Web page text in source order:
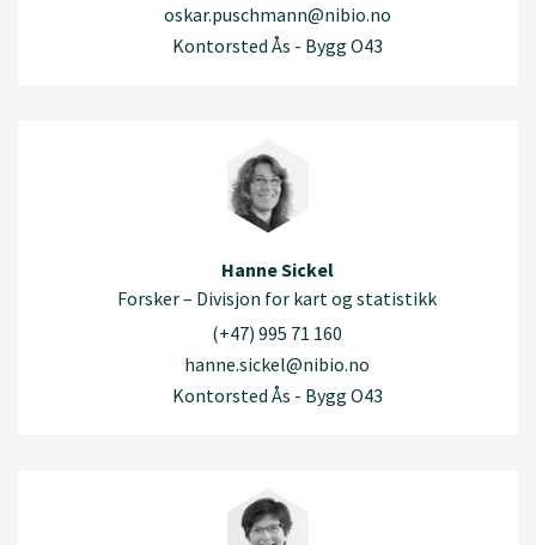
oskar.puschmann@nibio.no
Kontorsted Ås - Bygg O43
Hanne Sickel
Forsker – Divisjon for kart og statistikk
(+47) 995 71 160
hanne.sickel@nibio.no
Kontorsted Ås - Bygg O43